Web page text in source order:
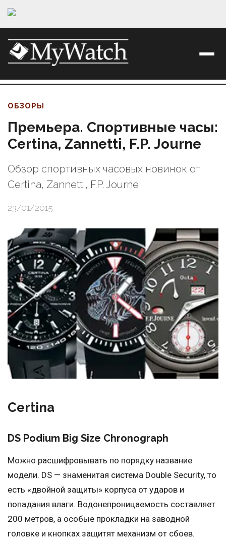
ОБЗОРЫ
Премьера. Спортивные часы:
Certina, Zannetti, F.P. Journe
Обзор спортивных часовых новинок от
Certina, Zannetti, F.P. Journe
23/01/2015
Certina
DS Podium Big Size Chronograph
Можно расшифровывать по порядку название
модели. DS — знаменитая система Double Security, то
есть «двойной защиты» корпуса от ударов и
попадания влаги. Водонепроницаемость составляет
200 метров, а особые прокладки на заводной
головке и кнопках защитят механизм от сбоев.